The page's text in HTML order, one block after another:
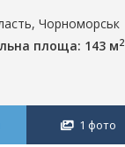
Чорноморськ
площа: 143 м2
1 фото